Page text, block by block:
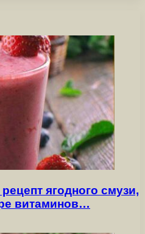
ягодного смузи,
витаминов…